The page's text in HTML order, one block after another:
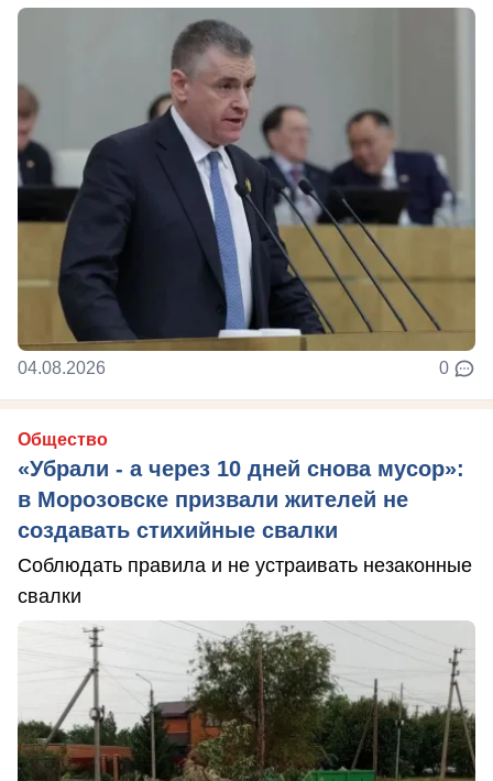
04.08.2026 0
Общество
«Убрали - а через 10 дней снова мусор»:
в Морозовске призвали жителей не
создавать стихийные свалки
Соблюдать правила и не устраивать незаконные
свалки